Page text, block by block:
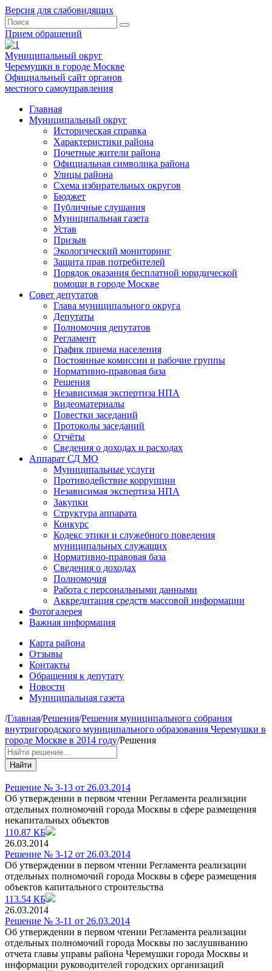
Версия для слабовидящих
Прием обращений
Муниципальный округ
Черемушки в городе Москве
Официальный сайт органов
местного самоуправления
Главная
Муниципальный округ
Историческая справка
Характеристики района
Почетные жители района
Официальная символика района
Улицы района
Схема избирательных округов
Бюджет
Публичные слушания
Муниципальная газета
Устав
Призыв
Экологический мониторинг
Защита прав потребителей
Порядок оказания бесплатной юридической
помощи в городе Москве
Совет депутатов
Глава муниципального округа
Депутаты
Полномочия депутатов
Регламент
График приема населения
Постоянные комиссии и рабочие группы
Нормативно-правовая база
Решения
Независимая экспертиза НПА
Видеоматериалы
Повестки заседаний
Протоколы заседаний
Отчёты
Сведения о доходах и расходах
Аппарат СД МО
Муниципальные услуги
Противодействие коррупции
Независимая экспертиза НПА
Закупки
Структура аппарата
Конкурс
Кодекс этики и служебного поведения
муниципальных служащих
Нормативно-правовая база
Сведения о доходах
Полномочия
Работа с персональными данными
Аккредитация средств массовой информации
Фотогалерея
Важная информация
Карта района
Отзывы
Контакты
Обращения к депутату
Новости
Муниципальная газета
/Главная/Решения/Решения муниципального собрания
внутригородского муниципального образования Черемушки в
городе Москве в 2014 году/Решения
Найти
Решение № 3-13 от 26.03.2014
Об утверждении в первом чтении Регламента реализации
отдельных полномочий города Москвы в сфере размещения
некапитальных объектов
110.87 КБ
26.03.2014
Решение № 3-12 от 26.03.2014
Об утверждении в первом чтении Регламента реализации
отдельных полномочий города Москвы в сфере размещения
объектов капитального строительства
113.54 КБ
26.03.2014
Решение № 3-11 от 26.03.2014
Об утверждении в первом чтении Регламента реализации
отдельных полномочий города Москвы по заслушиванию
отчета главы управы района Черемушки города Москвы и
информации руководителей городских организаций